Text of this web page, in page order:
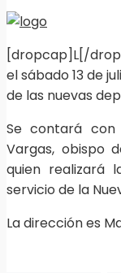
[dropcap]L[/
el sábado 13 de
de las nuevas
Se contará con
Vargas, obispo
quien realizará
servicio de la
La dirección es